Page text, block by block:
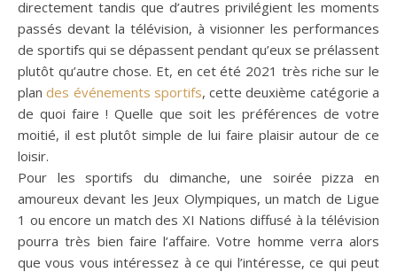
directement tandis que d’autres privilégient les moments
passés devant la télévision, à visionner les performances
de sportifs qui se dépassent pendant qu’eux se prélassent
plutôt qu’autre chose. Et, en cet été 2021 très riche sur le
plandes événements sportifs, cette deuxième catégorie a
de quoi faire ! Quelle que soit les préférences de votre
moitié, il est plutôt simple de lui faire plaisir autour de ce
loisir.
Pour les sportifs du dimanche, une soirée pizza en
amoureux devant les Jeux Olympiques, un match de Ligue
1 ou encore un match des XI Nations diffusé à la télévision
pourra très bien faire l’affaire. Votre homme verra alors
que vous vous intéressez à ce qui l’intéresse, ce qui peut